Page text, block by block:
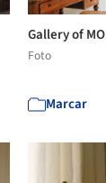
Gallery of
Foto
Marcar